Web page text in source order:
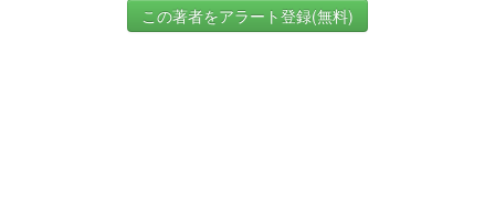
この著者をアラート登録(無料)